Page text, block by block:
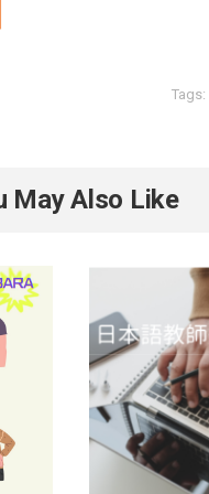
Tags:
May Also Like